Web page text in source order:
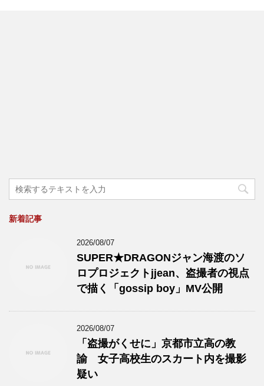
新着記事
2026/08/07
SUPER★DRAGONジャン海渡のソ
ロプロジェクトjjean、盗撮者の視点
で描く「gossip boy」MV公開
2026/08/07
「盗撮がくせに」京都市立高の教
諭 女子高校生のスカート内を撮影
疑い